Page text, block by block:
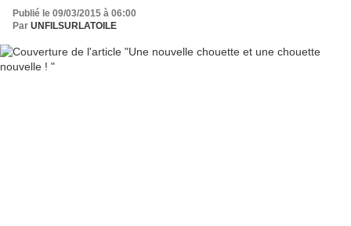
Publié le 09/03/2015 à 06:00
Par UNFILSURLATOILE